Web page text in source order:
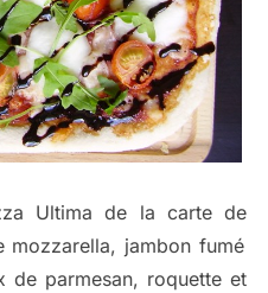
Ultima de la carte de
jambon fumé
de parmesan, roquette et